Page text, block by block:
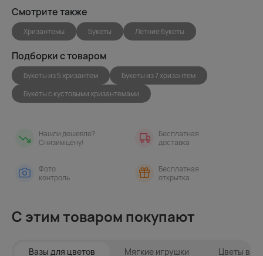
Смотрите также
Хризантемы Букеты Летние букеты
Подборки с товаром
Букеты из 5 хризантем
Букеты из 7 хризантем
Букеты с кустовыми хризантемами
Нашли дешевле?
Снизим цену!
Бесплатная
доставка
Фото
контроль
Бесплатная
открытка
С этим товаром покупают
Вазы для цветов Мягкие игрушки Цветы в